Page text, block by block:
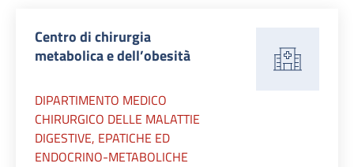
Centro di chirurgia
metabolica e dell’obesità
DIPARTIMENTO MEDICO
CHIRURGICO DELLE MALATTIE
DIGESTIVE, EPATICHE ED
ENDOCRINO-METABOLICHE